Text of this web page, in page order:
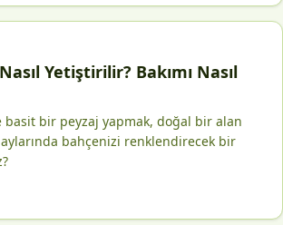
Yetiştirilir? Bakımı Nasıl
basit bir peyzaj yapmak, doğal bir alan
bahçenizi renklendirecek bir